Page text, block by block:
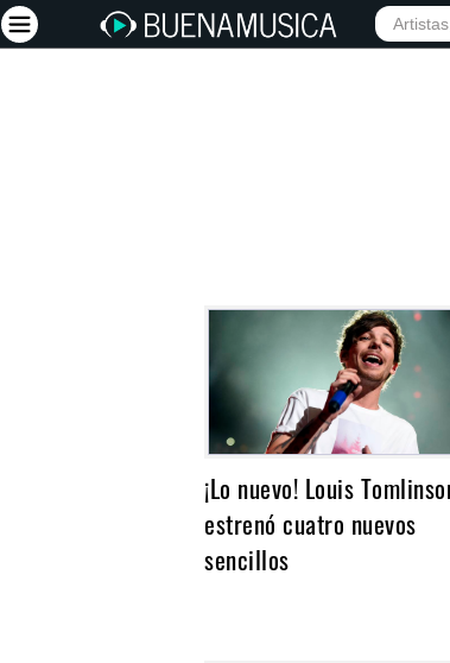
INICIO
¡Lo nuevo! Louis
estrenó cuatro nuevos
sencillos